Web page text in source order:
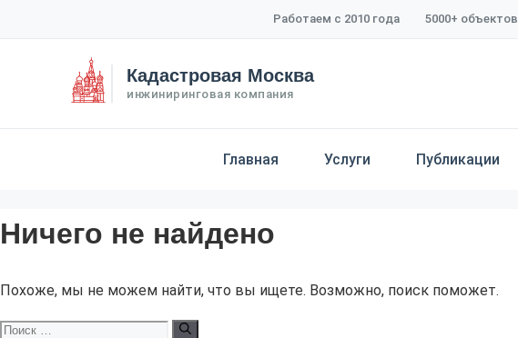
содержимому
Работаем с 2010 года 5000+ объектов
Кадастровая Москва
инжиниринговая компания
Главная Услуги Публикации
Ничего не найдено
Похоже, мы не можем найти, что вы ищете. Возможно, поиск поможет.
Поиск: